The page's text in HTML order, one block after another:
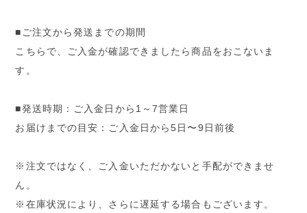
■ご注文から発送までの期間
こちらで、ご入金が確認できましたら商品をおこないま
す。
■発送時期：ご入金日から1～7営業日
お届けまでの目安：ご入金日から5日〜9日前後
※注文ではなく、ご入金いただかないと手配ができませ
ん。
※在庫状況により、さらに遅延する場合もございます。